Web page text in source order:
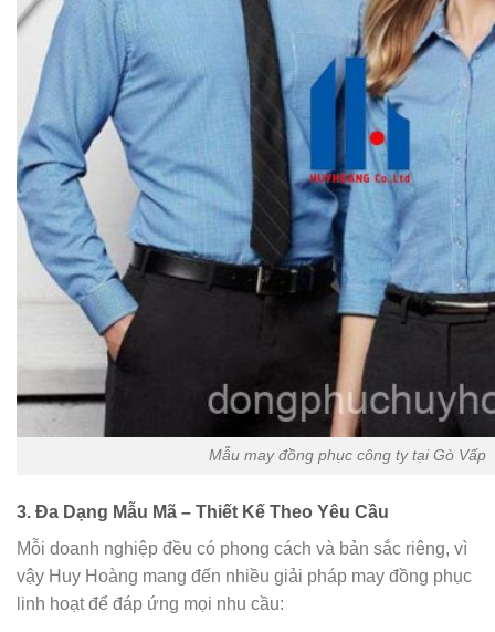
Mẫu may đồng phục công ty tại Gò Vấp
3. Đa Dạng Mẫu Mã – Thiết Kế Theo Yêu Cầu
Mỗi doanh nghiệp đều có phong cách và bản sắc riêng, vì
vậy Huy Hoàng mang đến nhiều giải pháp may đồng phục
linh hoạt để đáp ứng mọi nhu cầu: